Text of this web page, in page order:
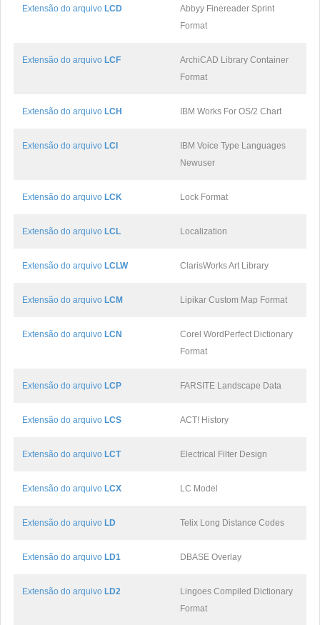
Extensão do arquivo LCD
Abbyy Finereader Sprint
Format
Extensão do arquivo LCF
ArchiCAD Library Container
Format
Extensão do arquivo LCH IBM Works For OS/2 Chart
Extensão do arquivo LCI
IBM Voice Type Languages
Newuser
Extensão do arquivo LCK Lock Format
Extensão do arquivo LCL Localization
Extensão do arquivo LCLW ClarisWorks Art Library
Extensão do arquivo LCM Lipikar Custom Map Format
Extensão do arquivo LCN
Corel WordPerfect Dictionary
Format
Extensão do arquivo LCP FARSITE Landscape Data
Extensão do arquivo LCS ACT! History
Extensão do arquivo LCT Electrical Filter Design
Extensão do arquivo LCX LC Model
Extensão do arquivo LD Telix Long Distance Codes
Extensão do arquivo LD1 DBASE Overlay
Extensão do arquivo LD2
Lingoes Compiled Dictionary
Format